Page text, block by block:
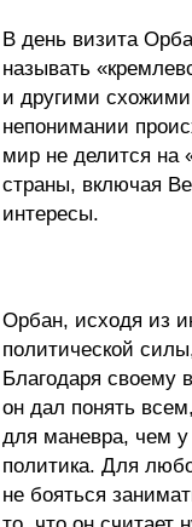
В день визита
называть
и другими
непонимании
мир не делится на
страны, включая
интересы.
Орбан, исходя из
политической
Благодаря своему
он дал понять
для маневра, чем у
политика. Для
не бояться